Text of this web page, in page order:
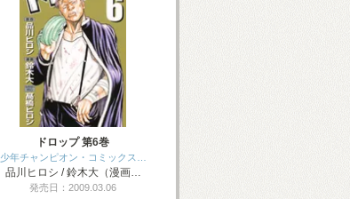
ドロップ 第6巻
少年チャンピオン・コミックス…
品川ヒロシ / 鈴木大（漫画…
発売日：2009.03.06